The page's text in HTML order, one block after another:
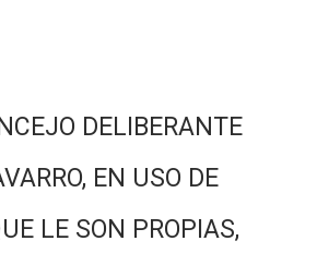
DELIBERANTE
EN USO DE
LE SON PROPIAS,